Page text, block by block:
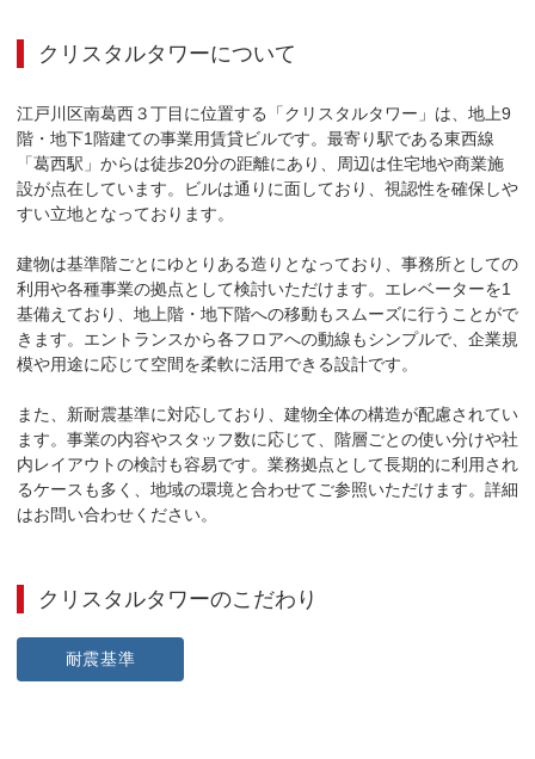
クリスタルタワーについて
江戸川区南葛西３丁目に位置する「クリスタルタワー」は、地上9
階・地下1階建ての事業用賃貸ビルです。最寄り駅である東西線
「葛西駅」からは徒歩20分の距離にあり、周辺は住宅地や商業施
設が点在しています。ビルは通りに面しており、視認性を確保しや
すい立地となっております。
建物は基準階ごとにゆとりある造りとなっており、事務所としての
利用や各種事業の拠点として検討いただけます。エレベーターを1
基備えており、地上階・地下階への移動もスムーズに行うことがで
きます。エントランスから各フロアへの動線もシンプルで、企業規
模や用途に応じて空間を柔軟に活用できる設計です。
また、新耐震基準に対応しており、建物全体の構造が配慮されてい
ます。事業の内容やスタッフ数に応じて、階層ごとの使い分けや社
内レイアウトの検討も容易です。業務拠点として長期的に利用され
るケースも多く、地域の環境と合わせてご参照いただけます。詳細
はお問い合わせください。
クリスタルタワーのこだわり
耐震基準